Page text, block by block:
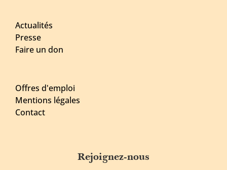
Actualités
Presse
Faire un don
Offres d'emploi
Mentions légales
Contact
Rejoignez-nous